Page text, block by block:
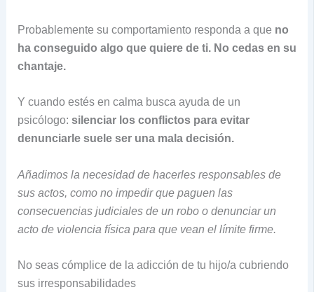
Probablemente su comportamiento responda a que no
ha conseguido algo que quiere de ti. No cedas en su
chantaje.
Y cuando estés en calma busca ayuda de un
psicólogo: silenciar los conflictos para evitar
denunciarle suele ser una mala decisión.
Añadimos la necesidad de hacerles responsables de
sus actos, como no impedir que paguen las
consecuencias judiciales de un robo o denunciar un
acto de violencia física para que vean el límite firme.
No seas cómplice de la adicción de tu hijo/a cubriendo
sus irresponsabilidades